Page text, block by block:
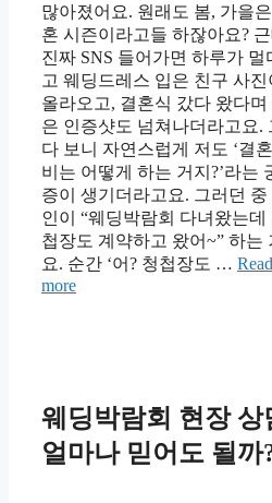
많아졌어요. 원래도 봄, 가을
혼 시즌이라고들 하잖아요? 근
진짜 SNS 들어가면 하루가 멀
고 웨딩드레스 입은 친구 사진
올라오고, 결혼식 갔다 왔다며
은 인증샷도 넘쳐나더라고요.
다 보니 자연스럽게 저도 ‘결
비는 어떻게 하는 거지?’라는
증이 생기더라고요. 그러던 중
인이 “웨딩박람회 다녀왔는데
첩장도 계약하고 왔어~” 하는
요. 순간 ‘어? 청첩장도 … Read
more
웨딩박람회 현장 상
얼마나 믿어도 될까